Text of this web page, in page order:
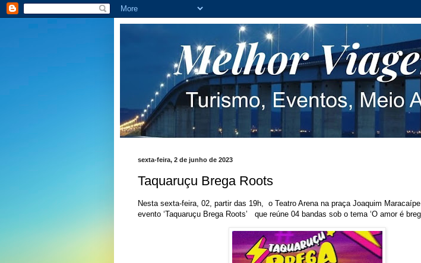
sexta-feira, 2 de junho de 2023
Taquaruçu Brega Roots
Nesta sexta-feira, 02, partir das 19h, o Teatro Arena na praça Joaquim
evento ‘Taquaruçu Brega Roots’ que reúne 04 bandas sob o tema ‘O amor é